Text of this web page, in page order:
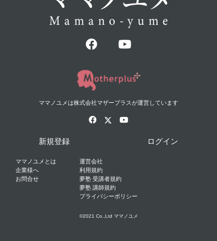
ママノユメは株式会社マザープラスが運営しています
新規登録 ログイン
ママノユメとは
企業様へ
お問合せ
運営会社
利用規約
夢塾 受講者規約
夢塾 講師規約
プライバシーポリシー
©2021 Co.,Ltd ママノユメ